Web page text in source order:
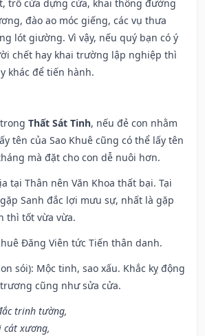
trổ cửa dựng cửa, khai thông đường
đào ao móc giếng, các vụ thưa
lót giường. Vì vậy, nếu quý bạn có ý
chết hay khai trường lập nghiệp thì
khác để tiến hành.
Thất Sát Tinh, nếu đẻ con nhằm
tên của Sao Khuê cũng có thể lấy tên
mà đặt cho con dễ nuôi hơn.
tại Thân nên Văn Khoa thất bại. Tại
Sanh đắc lợi mưu sự, nhất là gặp
thì tốt vừa vừa.
Đăng Viên tức Tiến thân danh.
sói): Mộc tinh, sao xấu. Khắc kỵ động
cũng như sửa cửa.
trinh tường,
cát xương,